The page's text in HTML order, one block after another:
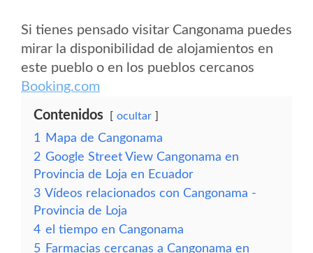
Si tienes pensado visitar Cangonama puedes
mirar la disponibilidad de alojamientos en
este pueblo o en los pueblos cercanos
Booking.com
Contenidos ocultar
1
Mapa de Cangonama
2 Google Street View Cangonama en
Provincia de Loja en Ecuador
3 Vídeos relacionados con Cangonama -
Provincia de Loja
4 el tiempo en Cangonama
5 Farmacias cercanas a Cangonama en